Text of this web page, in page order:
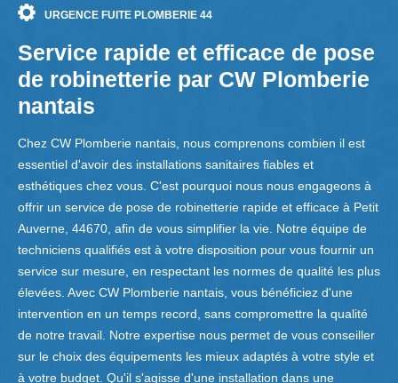
URGENCE FUITE PLOMBERIE 44
Service rapide et efficace de pose
de robinetterie par CW Plomberie
nantais
Chez CW Plomberie nantais, nous comprenons combien il est
essentiel d'avoir des installations sanitaires fiables et
esthétiques chez vous. C'est pourquoi nous nous engageons à
offrir un service de pose de robinetterie rapide et efficace à Petit
Auverne, 44670, afin de vous simplifier la vie. Notre équipe de
techniciens qualifiés est à votre disposition pour vous fournir un
service sur mesure, en respectant les normes de qualité les plus
élevées. Avec CW Plomberie nantais, vous bénéficiez d'une
intervention en un temps record, sans compromettre la qualité
de notre travail. Notre expertise nous permet de vous conseiller
sur le choix des équipements les mieux adaptés à votre style et
à votre budget. Qu'il s'agisse d'une installation dans une